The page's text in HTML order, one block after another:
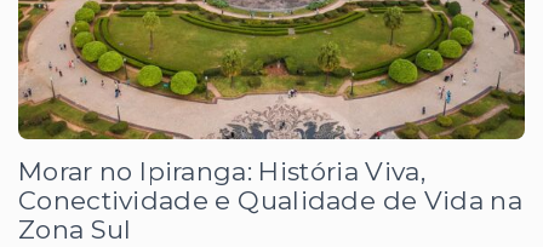
Morar no Ipiranga: História Viva,
Conectividade e Qualidade de Vida na
Zona Sul